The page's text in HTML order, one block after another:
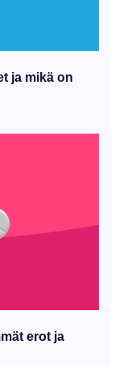
ja mikä on
erot ja